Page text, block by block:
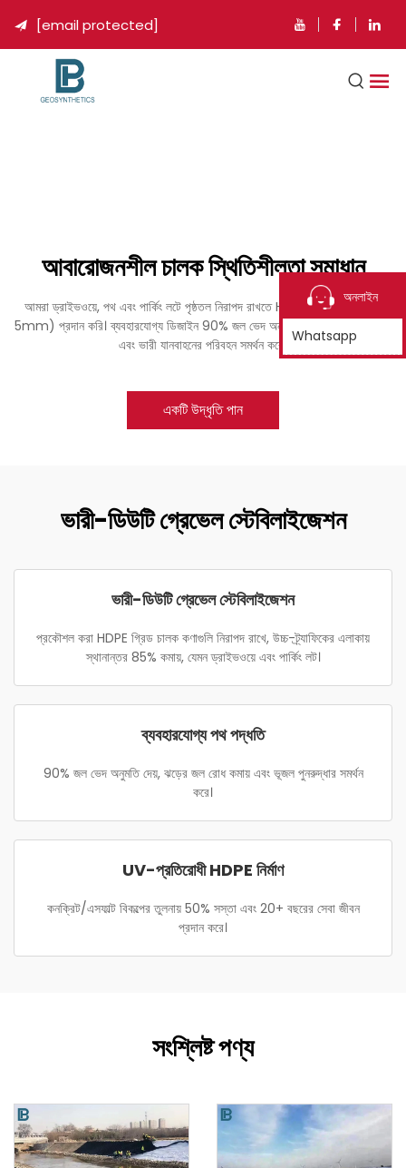
 [email protected]
আবারোজনশীল চালক স্থিতিশীলতা সমাধান
আমরা ড্রাইভওয়ে, পথ এবং পার্কিং লটে পৃষ্ঠতল নিরাপদ রাখতে HDPE চালক গ্রিড (2-
5mm) প্রদান করি। ব্যবহারযোগ্য ডিজাইন 90% জল ভেদ অনুমতি দেয়, রানঅফ রোধ করে
এবং ভারী যানবাহনের পরিবহন সমর্থন করে।
একটি উদ্ধৃতি পান
ভারী-ডিউটি গ্রেভেল স্টেবিলাইজেশন
ভারী-ডিউটি গ্রেভেল স্টেবিলাইজেশন
প্রকৌশল করা HDPE গ্রিড চালক কণাগুলি নিরাপদ রাখে, উচ্চ-ট্র্যাফিকের এলাকায়
স্থানান্তর 85% কমায়, যেমন ড্রাইভওয়ে এবং পার্কিং লট।
ব্যবহারযোগ্য পথ পদ্ধতি
90% জল ভেদ অনুমতি দেয়, ঝড়ের জল রোধ কমায় এবং ভূজল পুনরুদ্ধার সমর্থন
করে।
UV-প্রতিরোধী HDPE নির্মাণ
কনক্রিট/এসফাল্ট বিকল্পের তুলনায় 50% সস্তা এবং 20+ বছরের সেবা জীবন
প্রদান করে।
সংশ্লিষ্ট পণ্য
অনলাইন
Whatsapp